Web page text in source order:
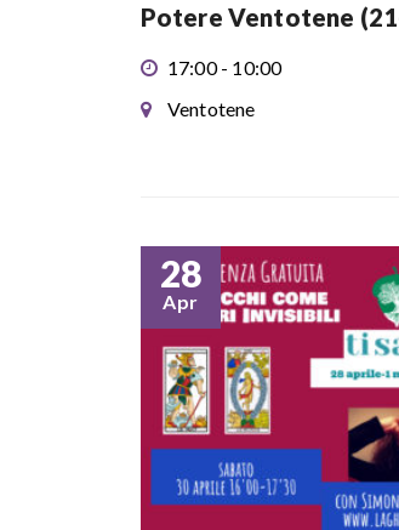
Potere Ventotene
17:00 - 10:00
Ventotene
28
Apr